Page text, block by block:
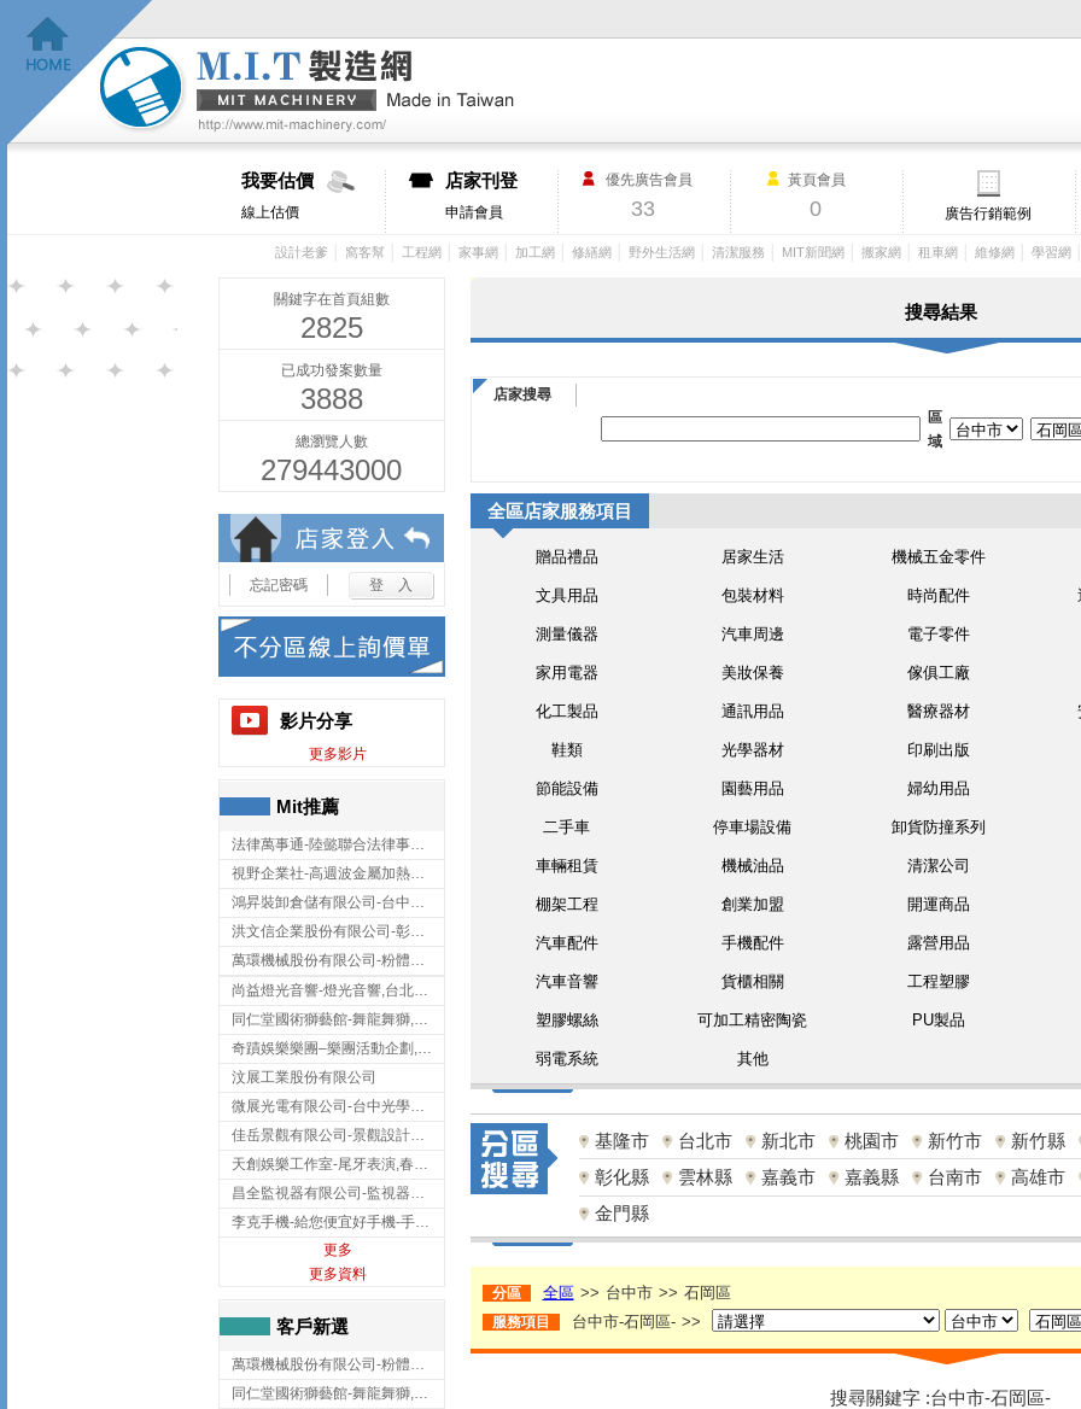
我要估價
線上估價
店家刊登
申請會員
優先廣告會員
33
黃頁會員
0 廣告行銷範例
設計老爹 窩客幫 工程網 家事網 加工網 修繕網 野外生活網 清潔服務 MIT新聞網 搬家網 租車網 維修網 學習網
關鍵字在首頁組數
2825
已成功發案數量
3888
總瀏覽人數
279443000
忘記密碼
影片分享
更多影片
Mit推薦
法律萬事通-陸懿聯合法律事務所
視野企業社-高週波金屬加熱設備,彰化高週波金屬加熱設備
鴻昇裝卸倉儲有限公司-台中貨櫃裝卸
洪文信企業股份有限公司-彰化鋅合金鑄造,彰化五金加工,彰化五金配件
萬環機械股份有限公司-粉體塗裝設備,輸送機,輸送機設備,台南輸送機
尚益燈光音響-燈光音響,台北燈光音響,台北燈光音響出租
同仁堂國術獅藝館-舞龍舞獅,台中舞龍舞獅
奇蹟娛樂樂團–樂團活動企劃,台中樂團表演,台中婚禮樂團
汶展工業股份有限公司
微展光電有限公司-台中光學鍍膜,optical filter taiwan,台灣光學鍍膜
佳岳景觀有限公司-景觀設計公司,台北景觀設計,台北景觀工程,中山區景觀設計
天創娛樂工作室-尾牙表演,春酒表演,板橋尾牙表演
昌全監視器有限公司-監視器安裝,高雄監視器安裝,鳳山區監視器安裝
李克手機-給您便宜好手機-手機收購,屏東手機收購
更多
更多資料
客戶新選
萬環機械股份有限公司-粉體塗裝設備,輸送機,輸送機設備,台南輸送機
同仁堂國術獅藝館-舞龍舞獅,台中舞龍舞獅
搜尋結果
店家搜尋
區
域
全區店家服務項目
贈品禮品 居家生活 機械五金零件
文具用品 包裝材料 時尚配件
測量儀器 汽車周邊 電子零件
家用電器 美妝保養 傢俱工廠
化工製品 通訊用品 醫療器材
鞋類 光學器材 印刷出版
節能設備 園藝用品 婦幼用品
二手車 停車場設備 卸貨防撞系列
車輛租賃 機械油品 清潔公司
棚架工程 創業加盟 開運商品
汽車配件 手機配件 露營用品
汽車音響 貨櫃相關 工程塑膠
塑膠螺絲 可加工精密陶瓷 PU製品
弱電系統 其他
基隆市 台北市 新北市 桃園市 新竹市
新竹縣
彰化縣
雲林縣 嘉義市 嘉義縣 台南市
高雄市
金門縣
分區 全區 >> 台中市 >> 石岡區
服務項目 台中市-石岡區- >>
搜尋關鍵字 :台中市-石岡區-